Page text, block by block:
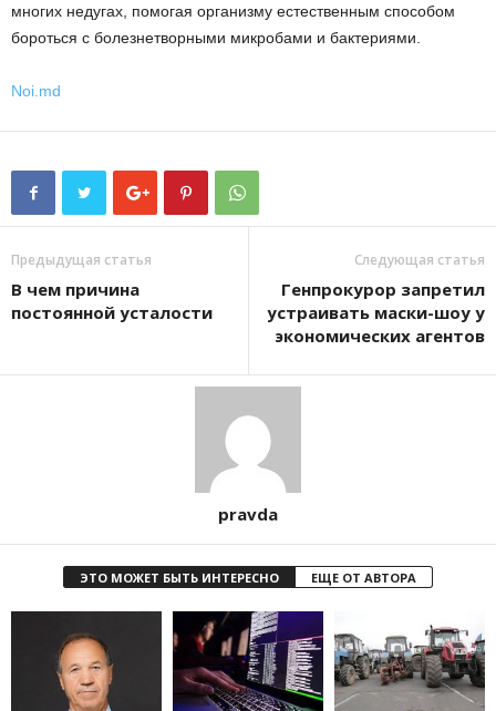
многих недугах, помогая организму естественным способом
бороться с болезнетворными микробами и бактериями.
Noi.md
Предыдущая статья
В чем причина
постоянной усталости
Следующая статья
Генпрокурор запретил
устраивать маски-шоу у
экономических агентов
pravda
ЭТО МОЖЕТ БЫТЬ ИНТЕРЕСНО ЕЩЕ ОТ АВТОРА